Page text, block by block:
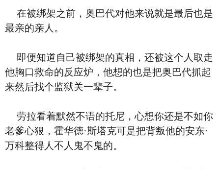
在被绑架之前，奥巴代对他来说就是最后也是
最亲的亲人。
即便知道自己被绑架的真相，还被这个人取走
他胸口救命的反应炉，他想的也是把奥巴代抓起
来然后找个监狱关一辈子。
劳拉看着默然不语的托尼，心想你还是不如你
老爹心狠，霍华德·斯塔克可是把背叛他的安东·
万科整得人不人鬼不鬼的。